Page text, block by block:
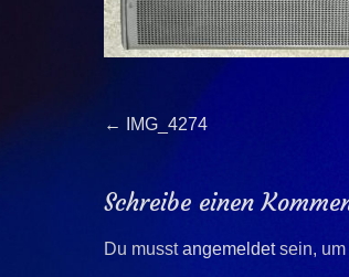
← Previous
IMG_4274
Schreibe einen
Du musstangemeldetsein, um